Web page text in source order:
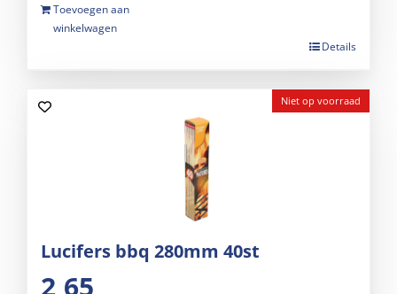
Toevoegen aan
winkelwagen
Details
Niet op voorraad
Lucifers bbq 280mm 40st
2,65